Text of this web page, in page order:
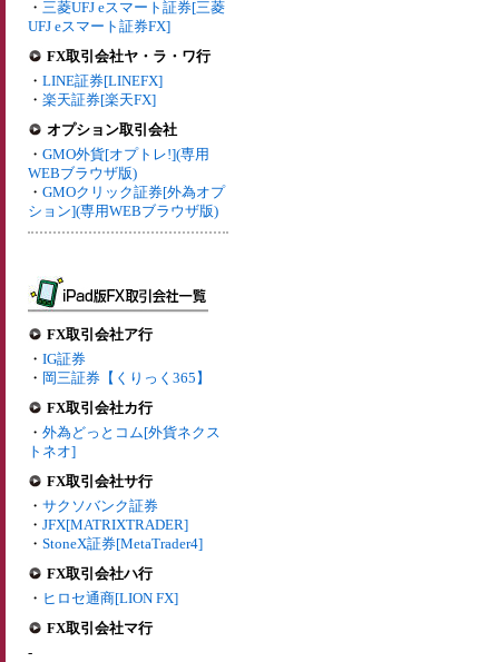
・ 三菱UFJ eスマート証券[三菱
UFJ eスマート証券FX]
FX取引会社ヤ・ラ・ワ行
・ LINE証券[LINEFX]
・ 楽天証券[楽天FX]
オプション取引会社
・ GMO外貨[オプトレ!](専用
WEBブラウザ版)
・ GMOクリック証券[外為オプ
ション](専用WEBブラウザ版)
FX取引会社ア行
・ IG証券
・ 岡三証券【くりっく365】
FX取引会社カ行
・ 外為どっとコム[外貨ネクス
トネオ]
FX取引会社サ行
・ サクソバンク証券
・ JFX[MATRIXTRADER]
・ StoneX証券[MetaTrader4]
FX取引会社ハ行
・ ヒロセ通商[LION FX]
FX取引会社マ行
-